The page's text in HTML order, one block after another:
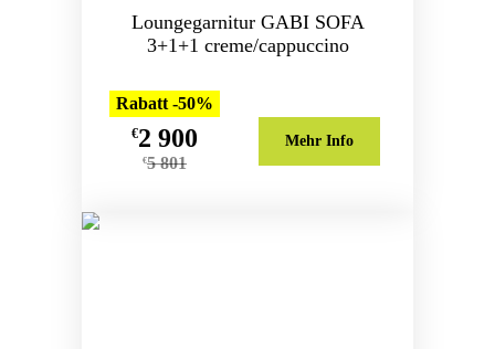
Loungegarnitur GABI SOFA
3+1+1 creme/cappuccino
Rabatt -50%
€2 900
€5 801
Mehr Info